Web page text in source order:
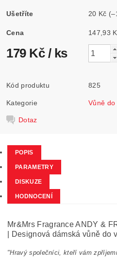
Ušetříte 20 Kč
Cena
179 Kč / ks
Kód produktu 825
Kategorie Vůně do
Dotaz
POPIS
PARAMETRY
DISKUZE
HODNOCENÍ
Mr&Mrs Fragrance ANDY &
| Designová dámská vůně do
"Hravý společníci, kteří vám